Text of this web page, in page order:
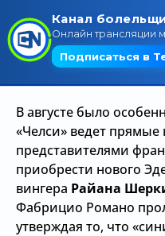
В августе было
«Челси» ведет прямые
представителями
приобрести нового
вингера Райана
Фабрицио Романо
утверждая то, что
Состав команды
Поиск по сайту
Трансляции
О сайте
Контакты